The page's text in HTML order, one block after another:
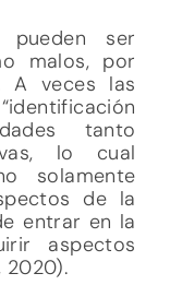
pueden ser
malos, por
A veces las
tanto
lo cual
solamente
de la
entrar en la
aspectos
2020).